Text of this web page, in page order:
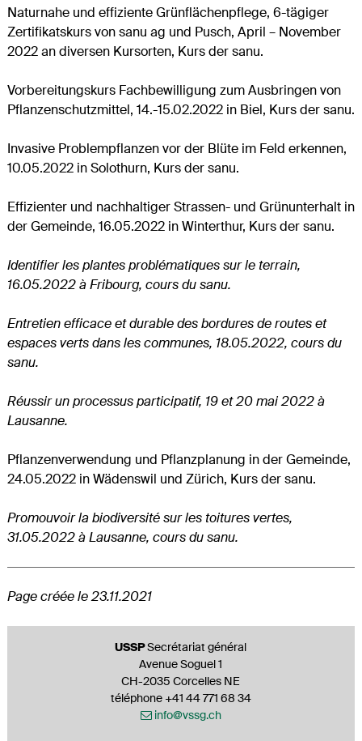
Naturnahe und effiziente Grünflächenpflege, 6-tägiger
Zertifikatskurs von sanu ag und Pusch, April – November
2022 an diversen Kursorten, Kurs der sanu.
Vorbereitungskurs Fachbewilligung zum Ausbringen von
Pflanzenschutzmittel, 14.-15.02.2022 in Biel, Kurs der sanu.
Invasive Problempflanzen vor der Blüte im Feld erkennen,
10.05.2022 in Solothurn, Kurs der sanu.
Effizienter und nachhaltiger Strassen- und Grünunterhalt in
der Gemeinde, 16.05.2022 in Winterthur, Kurs der sanu.
Identifier les plantes problématiques sur le terrain,
16.05.2022 à Fribourg, cours du sanu.
Entretien efficace et durable des bordures de routes et
espaces verts dans les communes, 18.05.2022, cours du
sanu.
Réussir un processus participatif, 19 et 20 mai 2022 à
Lausanne.
Pflanzenverwendung und Pflanzplanung in der Gemeinde,
24.05.2022 in Wädenswil und Zürich, Kurs der sanu.
Promouvoir la biodiversité sur les toitures vertes,
31.05.2022 à Lausanne, cours du sanu.
Page créée le 23.11.2021
USSPSecrétariat général
Avenue Soguel 1
CH-2035 Corcelles NE
téléphone +41 44 771 68 34
info@vssg.ch